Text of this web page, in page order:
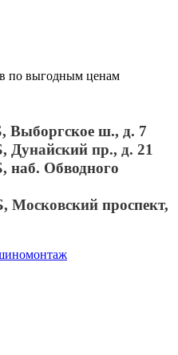
по выгодным ценам
Выборгское ш., д. 7
пр., д. 21
наб. Обводного
проспект,